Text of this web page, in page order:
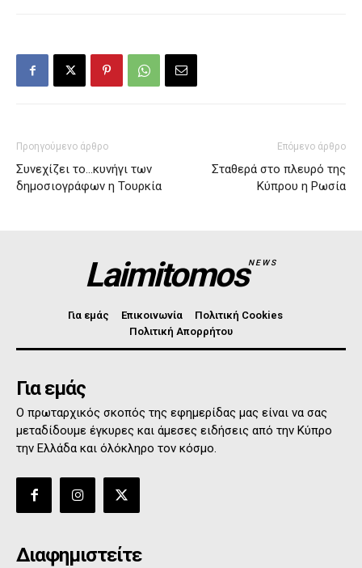
Προηγούμενο άρθρο
Συνεχίζει το…κυνήγι των
δημοσιογράφων η Τουρκία
Επόμενο άρθρο
Σταθερά στο πλευρό της
Κύπρου η Ρωσία
LaimitomosNEWS
Για εμάς Επικοινωνία
Πολιτική Cookies
Πολιτική Απορρήτου
Για εμάς
Ο πρωταρχικός σκοπός της εφημερίδας μας είναι να σας
μεταδίδουμε έγκυρες και άμεσες ειδήσεις από την Κύπρο
την Ελλάδα και όλόκληρο τον κόσμο.
Διαφημιστείτε